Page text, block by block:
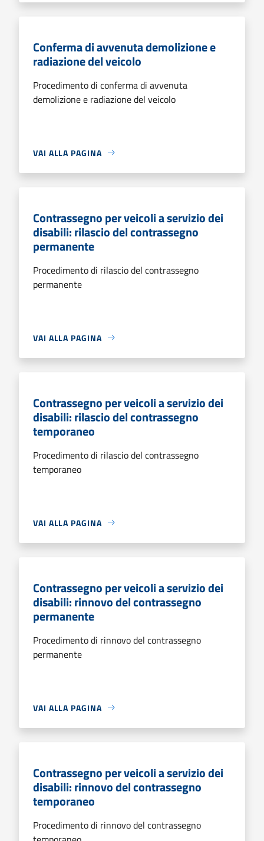
Conferma di avvenuta demolizione e
radiazione del veicolo
Procedimento di conferma di avvenuta
demolizione e radiazione del veicolo
VAI ALLA PAGINA
Contrassegno per veicoli a servizio dei
disabili: rilascio del contrassegno
permanente
Procedimento di rilascio del contrassegno
permanente
VAI ALLA PAGINA
Contrassegno per veicoli a servizio dei
disabili: rilascio del contrassegno
temporaneo
Procedimento di rilascio del contrassegno
temporaneo
VAI ALLA PAGINA
Contrassegno per veicoli a servizio dei
disabili: rinnovo del contrassegno
permanente
Procedimento di rinnovo del contrassegno
permanente
VAI ALLA PAGINA
Contrassegno per veicoli a servizio dei
disabili: rinnovo del contrassegno
temporaneo
Procedimento di rinnovo del contrassegno